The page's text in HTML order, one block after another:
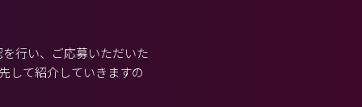
行い、ご応募いただいた
して紹介していきますの